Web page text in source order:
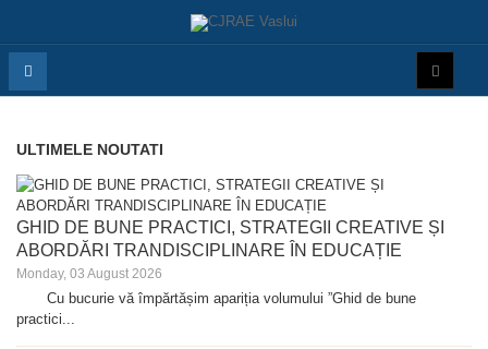
ULTIMELE NOUTATI
GHID DE BUNE PRACTICI, STRATEGII CREATIVE ȘI
ABORDĂRI TRANDISCIPLINARE ÎN EDUCAȚIE
Monday, 03 August 2026
Cu bucurie vă împărtășim apariția volumului ”Ghid de bune
practici...